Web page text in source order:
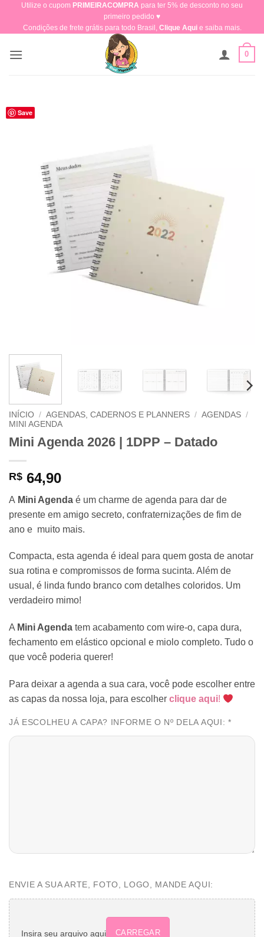
content
Utilize o cupom PRIMEIRACOMPRA para ter 5% de desconto no seu
primeiro pedido ♥​
Condições de frete grátis para todo Brasil, Clique Aquie saiba mais.
0
Save
INÍCIO / AGENDAS, CADERNOS E PLANNERS / AGENDAS /
MINI AGENDA
Mini Agenda 2026 | 1DPP – Datado
R$ 64,90
A Mini Agenda é um charme de agenda para dar de
presente em amigo secreto, confraternizações de fim de
ano e muito mais.
Compacta, esta agenda é ideal para quem gosta de anotar
sua rotina e compromissos de forma sucinta. Além de
usual, é linda fundo branco com detalhes coloridos. Um
verdadeiro mimo!
A Mini Agenda tem acabamento com wire-o, capa dura,
fechamento em elástico opcional e miolo completo. Tudo o
que você poderia querer!
Para deixar a agenda a sua cara, você pode escolher entre
as capas da nossa loja, para escolher clique aqui!
JÁ ESCOLHEU A CAPA? INFORME O Nº DELA AQUI: *
ENVIE A SUA ARTE, FOTO, LOGO, MANDE AQUI:
Insira seu arquivo aqui CARREGAR